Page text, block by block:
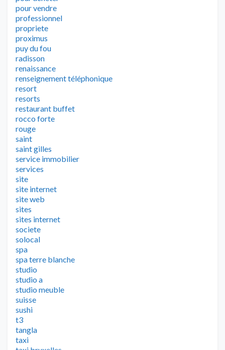
pour vendre
professionnel
propriete
proximus
puy du fou
radisson
renaissance
renseignement téléphonique
resort
resorts
restaurant buffet
rocco forte
rouge
saint
saint gilles
service immobilier
services
site
site internet
site web
sites
sites internet
societe
solocal
spa
spa terre blanche
studio
studio a
studio meuble
suisse
sushi
t3
tangla
taxi